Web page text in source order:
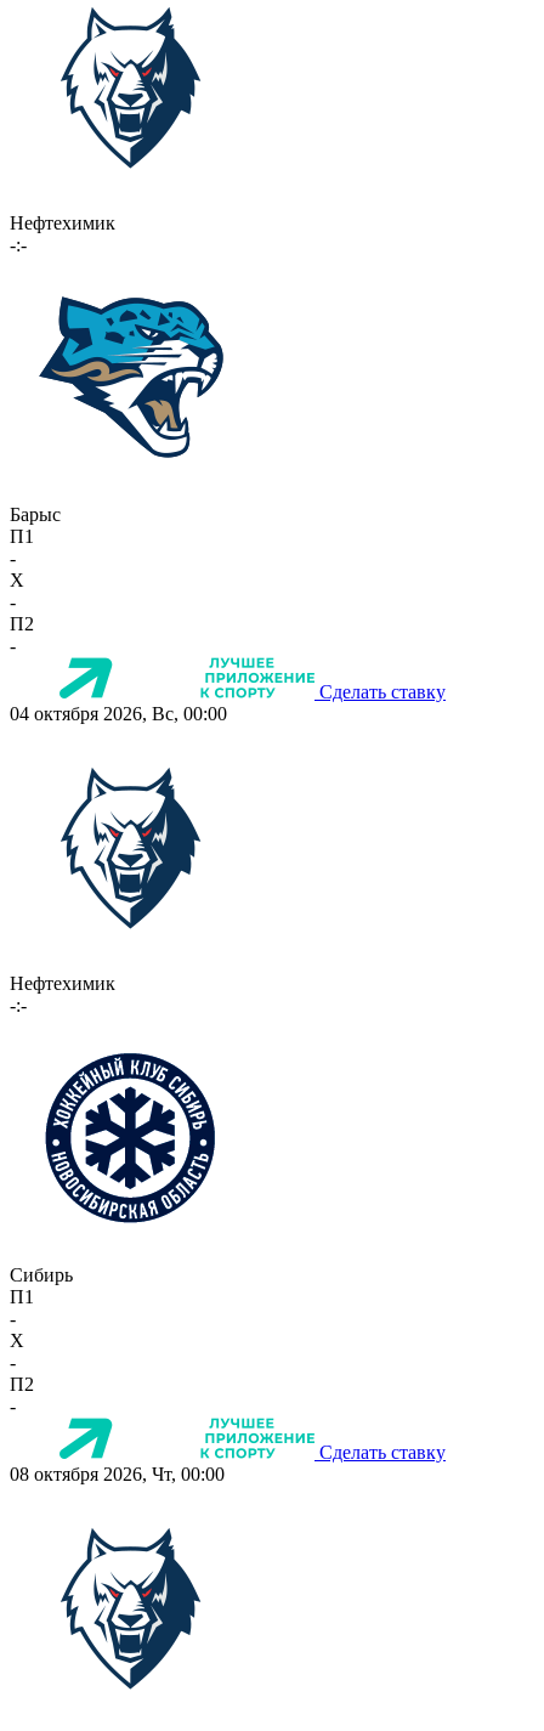
Нефтехимик
-:-
Барыс
П1
-
X
-
П2
-
Сделать ставку
04 октября 2026, Вс, 00:00
Нефтехимик
-:-
Сибирь
П1
-
X
-
П2
-
Сделать ставку
08 октября 2026, Чт, 00:00